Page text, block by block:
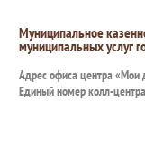
Муниципальное
муниципальных услуг
Адрес офиса центра «Мои
Единый номер колл-